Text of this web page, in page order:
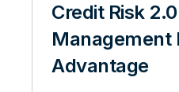
Credit Risk
Management
Advantage